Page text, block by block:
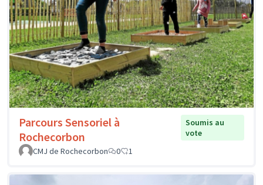
Parcours Sensoriel à
Rochecorbon
Soumis au
vote
CMJ de Rochecorbon
0 1